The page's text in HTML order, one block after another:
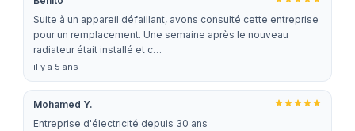
Suite à un appareil défaillant, avons consulté cette entreprise
pour un remplacement. Une semaine après le nouveau
radiateur était installé et c…
il y a 5 ans
Mohamed Y.
Entreprise d'électricité depuis 30 ans